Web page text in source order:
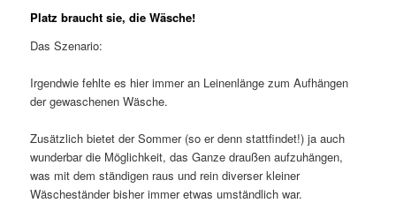
Platz braucht sie, die Wäsche!
Das Szenario:
Irgendwie fehlte es hier immer an Leinenlänge zum Aufhängen
der gewaschenen Wäsche.
Zusätzlich bietet der Sommer (so er denn stattfindet!) ja auch
wunderbar die Möglichkeit, das Ganze draußen aufzuhängen,
was mit dem ständigen raus und rein diverser kleiner
Wäscheständer bisher immer etwas umständlich war.